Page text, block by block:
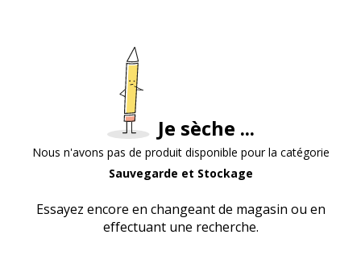
Je sèche ...
Nous n'avons pas de produit disponible pour la catégorie
Sauvegarde et Stockage
Essayez encore en changeant de magasin ou en
effectuant une recherche.